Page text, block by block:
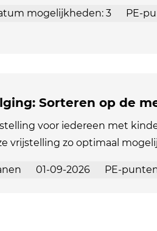
mogelijkheden: 3 PE-
Sorteren op de
voor iedereen met
vrijstelling zo optimaal
01-09-2026 PE-